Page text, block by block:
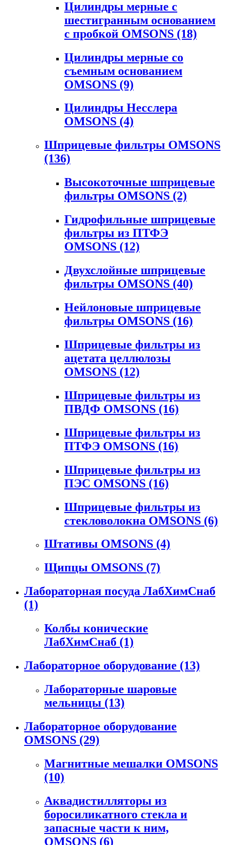
Цилиндры мерные с
шестигранным основанием
с пробкой OMSONS (18)
Цилиндры мерные со
съемным основанием
OMSONS (9)
Цилиндры Несслера
OMSONS (4)
Шприцевые фильтры OMSONS
(136)
Высокоточные шприцевые
фильтры OMSONS (2)
Гидрофильные шприцевые
фильтры из ПТФЭ
OMSONS (12)
Двухслойные шприцевые
фильтры OMSONS (40)
Нейлоновые шприцевые
фильтры OMSONS (16)
Шприцевые фильтры из
ацетата целлюлозы
OMSONS (12)
Шприцевые фильтры из
ПВДФ OMSONS (16)
Шприцевые фильтры из
ПТФЭ OMSONS (16)
Шприцевые фильтры из
ПЭС OMSONS (16)
Шприцевые фильтры из
стекловолокна OMSONS (6)
Штативы OMSONS (4)
Щипцы OMSONS (7)
Лабораторная посуда ЛабХимСнаб
(1)
Колбы конические
ЛабХимСнаб (1)
Лабораторное оборудование (13)
Лабораторные шаровые
мельницы (13)
Лабораторное оборудование
OMSONS (29)
Магнитные мешалки OMSONS
(10)
Аквадистилляторы из
боросиликатного стекла и
запасные части к ним,
OMSONS (6)